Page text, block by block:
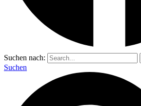
Suchen nach:
Suchen